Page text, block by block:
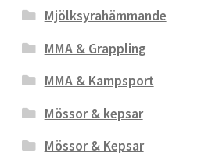
Mjölksyrahämmande
MMA & Grappling
MMA & Kampsport
Mössor & kepsar
Mössor & Kepsar